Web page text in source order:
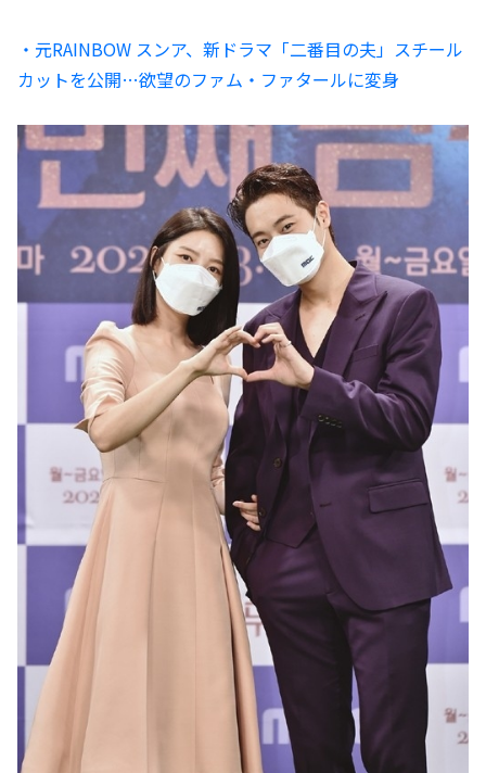
・元RAINBOW スンア、新ドラマ「二番目の夫」スチール
カットを公開…欲望のファム・ファタールに変身